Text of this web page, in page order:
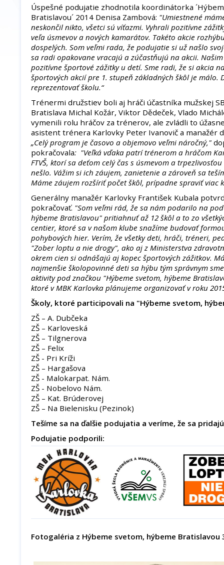
Úspešné podujatie zhodnotila koordinátorka
Bratislavou´ 2014 Denisa Zambová: "Umiestnené
neskončil nikto, všetci sú víťazmi. Vyhrali pozitívne
veľa úsmevov a nových kamarátov. Takéto akcie
dospelých. Som veľmi rada, že podujatie si už našlo
sa radi opakovane vracajú a zúčastňujú na akcii.
pozitívne športové zážitky u detí. Sme radi, že si akcia
športových akcií pre 1. stupeň základných škôl je málo.
reprezentovať školu.“
Trénermi družstiev boli aj hráči účastníka mužskej
Bratislava Michal Kožár, Viktor Dědeček, Vlado
vymenili rolu hráčov za trénerov, ale zvládli to
asistent trénera Karlovky Peter Ivanovič a manažér
„Celý program je časovo a objemovo veľmi náročný,"
pokračovala: "Veľká vďaka patrí trénerom a hráčom
FTVŠ, ktorí sa deťom celý čas s úsmevom a
nešlo. Vážim si ich záujem, zanietenie a zároveň sa
Máme záujem rozšíriť počet škôl, prípadne spraviť viac
Generálny manažér Karlovky František Kubala
pokračovať. "Som veľmi rád, že sa nám podarilo na
hýbeme Bratislavou" pritiahnuť až 12 škôl a to zo
centier, ktoré sa v našom klube snažíme budovať
pohybových hier. Verím, že všetky deti, hráči, tréneri,
"Zober loptu a nie drogy", ako aj z Ministerstva
okrem cien si odnášajú aj kopec športových zážitkov.
najmenšie školopovinné deti sa hýbu tým správnym
aktivity pod značkou "Hýbeme svetom, hýbeme
ktoré v MBK Karlovka plánujeme organizovať v roku
Školy, ktoré participovali na "Hýbeme svetom,
ZŠ – A. Dubčeka
ZŠ – Karloveská
ZŠ – Tilgnerova
ZŠ – Felix
ZŠ - Pri Kríži
ZŠ – Hargašova
ZŠ - Malokarpat. Nám.
ZŠ - Nobelovo Nám.
ZŠ – Kat. Brúderovej
ZŠ – Na Bielenisku (Pezinok)
Tešíme sa na ďalšie podujatia a veríme, že sa
Podujatie podporili:
Fotogaléria z Hýbeme svetom, hýbeme Bratislavou